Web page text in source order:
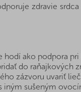
zdravie
hodí ako podpora
do raňajkových
zázvoru uvariť
sušeným